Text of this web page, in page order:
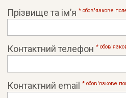
Прізвище та ім’я* обов'язковe
Контактний телефон*
Контактний email* обов'язковe